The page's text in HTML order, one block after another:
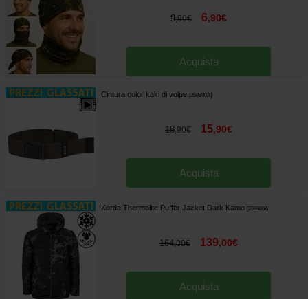
9,90€ 6,90€
Acquista
Cintura color kaki di volpe 268980A]
18,90€ 15,90€
Acquista
Korda Thermolite Puffer Jacket Dark Kamo 268986A]
164,00€ 139,00€
Acquista